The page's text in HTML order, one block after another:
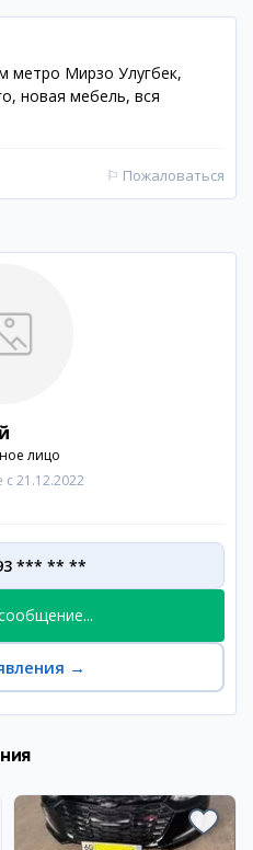
метро Мирзо Улугбек,
новая мебель, вся
⚐ Пожаловаться
лицо
с 21.12.2022
*** ** **
→